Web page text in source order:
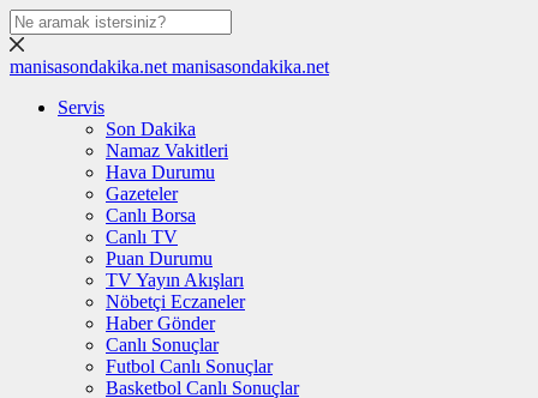
manisasondakika.net manisasondakika.net
Servis
Son Dakika
Namaz Vakitleri
Hava Durumu
Gazeteler
Canlı Borsa
Canlı TV
Puan Durumu
TV Yayın Akışları
Nöbetçi Eczaneler
Haber Gönder
Canlı Sonuçlar
Futbol Canlı Sonuçlar
Basketbol Canlı Sonuçlar